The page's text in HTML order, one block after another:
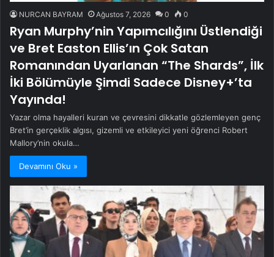
NURCAN BAYRAM Ağustos 7, 2026 0 0
Ryan Murphy’nin Yapımcılığını Üstlendiği
ve Bret Easton Ellis’ın Çok Satan
Romanından Uyarlanan “The Shards”, İlk
İki Bölümüyle Şimdi Sadece Disney+’ta
Yayında!
Yazar olma hayalleri kuran ve çevresini dikkatle gözlemleyen genç
Bret’in gerçeklik algısı, gizemli ve etkileyici yeni öğrenci Robert
Mallory’nin okula…
Devamını Oku »